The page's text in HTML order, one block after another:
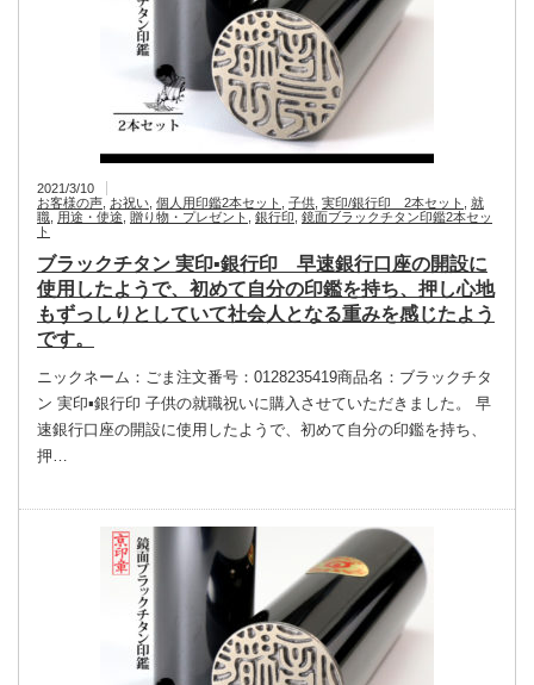
2021/3/10
お客様の声 お祝い 個人用印鑑2本セット 子供 実印/銀行印 2本セット
就
職
用途・使途 贈り物・プレゼント 銀行印 鏡面ブラックチタン印鑑2本セッ
ト
ブラックチタン 実印▪銀行印 早速銀行口座の開設に
使用したようで、初めて自分の印鑑を持ち、押し心地
もずっしりとしていて社会人となる重みを感じたよう
です。
ニックネーム：ごま注文番号：0128235419商品名：ブラックチタ
ン 実印▪銀行印 子供の就職祝いに購入させていただきました。 早
速銀行口座の開設に使用したようで、初めて自分の印鑑を持ち、
押…